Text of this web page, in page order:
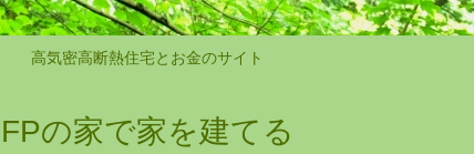
高気密高断熱住宅とお金のサイト
FPの家で家を建てる